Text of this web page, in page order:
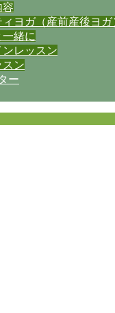
容
ヨガ（産前産後ヨガ
緒に
ンレッスン
スン
ー